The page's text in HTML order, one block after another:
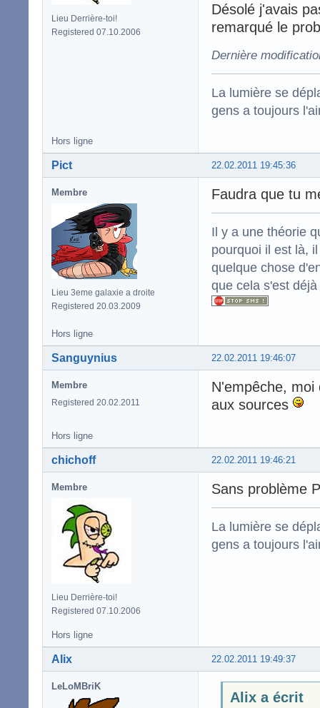
Lieu Derrière-toi!
Registered 07.10.2006
Désolé j'avais
remarqué le
Dernière
La lumière se
gens a toujours
Hors ligne
22.02.2011 19:45:36
Pict
Membre
Lieu 3eme galaxie a droite
Registered 20.03.2009
Faudra que tu
Il y a une théorie
pourquoi il est là,
quelque chose
que cela s'est
Hors ligne
22.02.2011 19:46:07
Sanguynius
Membre
Registered 20.02.2011
N'empêche,
aux sources
Hors ligne
22.02.2011 19:46:21
chichoff
Membre
Lieu Derrière-toi!
Registered 07.10.2006
Sans problème
La lumière se
gens a toujours
Hors ligne
22.02.2011 19:49:37
Alix
LeLoMBriK
Alix a écrit